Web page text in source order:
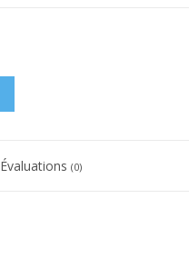
Évaluations (0)